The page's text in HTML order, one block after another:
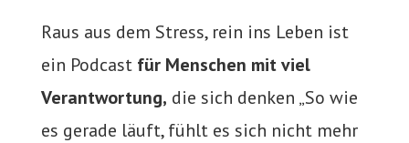
Raus aus dem Stress, rein ins Leben ist
ein Podcast für Menschen mit viel
Verantwortung, die sich denken „So wie
es gerade läuft, fühlt es sich nicht mehr